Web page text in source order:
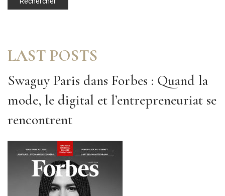
LAST POSTS
Swaguy Paris dans Forbes : Quand la
mode, le digital et l’entrepreneuriat se
rencontrent